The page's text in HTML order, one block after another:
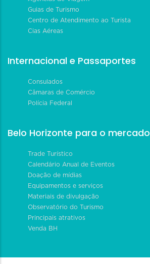
Guias de Turismo
Centro de Atendimento ao Turista
Cias Aéreas
Internacional e Passaportes
Consulados
Câmaras de Comércio
Polícia Federal
Belo Horizonte para o mercado
Trade Turístico
Calendário Anual de Eventos
Doação de mídias
Equipamentos e serviços
Materiais de divulgação
Observatório do Turismo
Principais atrativos
Venda BH